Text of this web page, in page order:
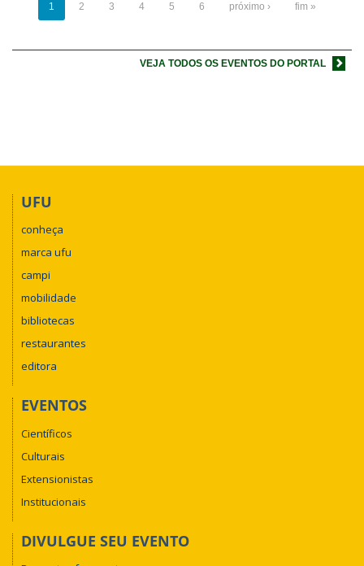
1 2 3 4 5 6 próximo › fim »
VEJA TODOS OS EVENTOS DO PORTAL
UFU
conheça
marca ufu
campi
mobilidade
bibliotecas
restaurantes
editora
EVENTOS
Científicos
Culturais
Extensionistas
Institucionais
DIVULGUE SEU EVENTO